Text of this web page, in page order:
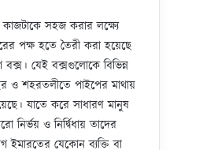
সহজ করার লক্ষ্যে
পক্ষ হতে তৈরী করা হয়েছে
যেই বক্সগুলোকে বিভিন্ন
ও শহরতলীতে পাইপের মাথায়
যাতে করে সাধারণ মানুষ
ও নির্দ্বিধায় তাদের
ইমারতের যেকোন ব্যক্তি বা